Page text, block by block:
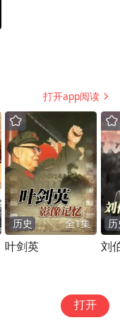
打开app阅读
历史 全1集
叶剑英 刘
打开